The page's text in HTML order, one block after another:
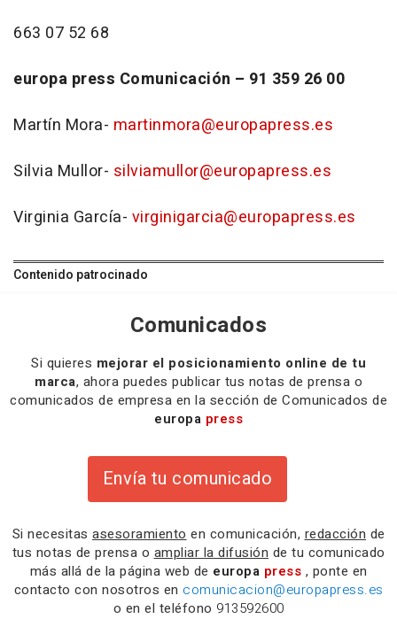
663 07 52 68
europa press Comunicación – 91 359 26 00
Martín Mora- martinmora@europapress.es
Silvia Mullor- silviamullor@europapress.es
Virginia García- virginigarcia@europapress.es
Contenido patrocinado
Comunicados
Si quieres mejorar el posicionamiento online de tu
marca, ahora puedes publicar tus notas de prensa o
comunicados de empresa en la sección de Comunicados de
europa press
Envía tu comunicado
Si necesitas asesoramiento en comunicación, redacción de
tus notas de prensa o ampliar la difusión de tu comunicado
más allá de la página web de europa press , ponte en
contacto con nosotros en comunicacion@europapress.es
o en el teléfono 913592600